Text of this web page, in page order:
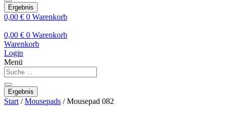
Ergebnis
0,00 € 0 Warenkorb
0,00 € 0 Warenkorb
Warenkorb
Login
Menü
Search
...
Ergebnis
Start /Mousepads / Mousepad 082